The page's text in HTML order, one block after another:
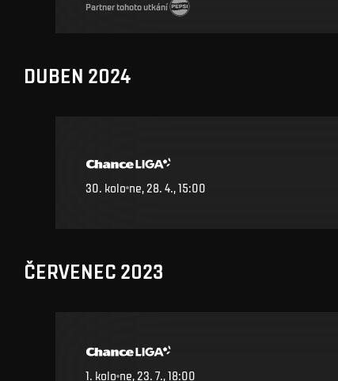
Partner tohoto utkání
DUBEN 2024
30 kolo ne, 28. 4., 15:00
ČERVENEC 2023
1. kolo ne, 23. 7., 18:00